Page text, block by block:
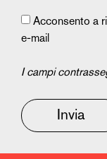
Acconsento a
e-mail
I campi
Invia